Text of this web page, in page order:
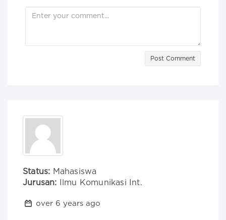
Post Comment
Status: Mahasiswa
Jurusan: Ilmu Komunikasi Int.
over 6 years ago